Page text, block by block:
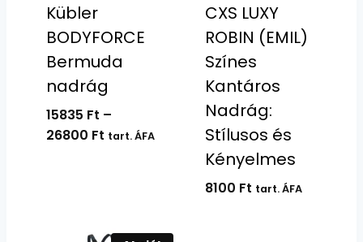
Kübler
BODYFORCE
Bermuda
nadrág
15835 Ft –
26800 FtÁrtartomány:
tart. ÁFA
CXS LUXY
ROBIN (EMIL)
Színes
Kantáros
Nadrág:
Stílusos és
Kényelmes
8100 Ft tart. ÁFA